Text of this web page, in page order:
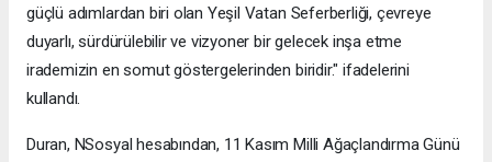
güçlü adımlardan biri olan Yeşil Vatan Seferberliği, çevreye
duyarlı, sürdürülebilir ve vizyoner bir gelecek inşa etme
irademizin en somut göstergelerinden biridir." ifadelerini
kullandı.
Duran, NSosyal hesabından, 11 Kasım Milli Ağaçlandırma Günü